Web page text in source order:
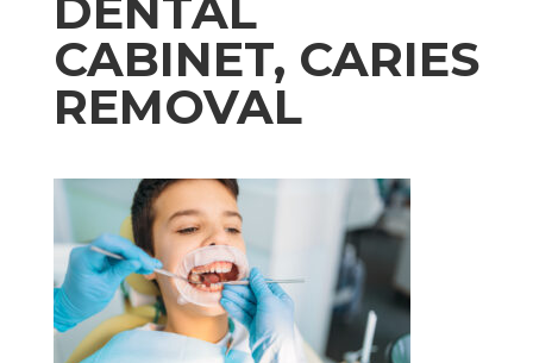
CABINET, CARIES
REMOVAL